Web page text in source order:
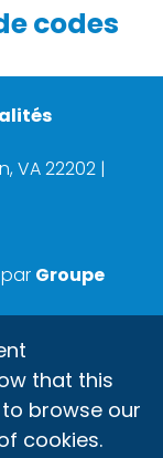
codes
VA 22202 |
Groupe
that this
browse our
cookies.